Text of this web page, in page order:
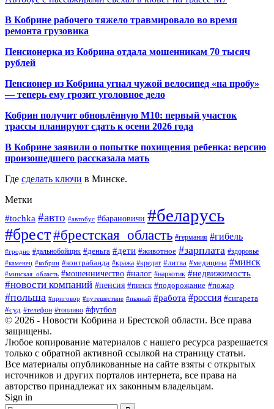
В Кобрине рабочего тяжело травмировало во время
ремонта грузовика
Пенсионерка из Кобрина отдала мошенникам 70 тысяч
рублей
Пенсионер из Кобрина угнал чужой велосипед «на пробу»
— теперь ему грозит уголовное дело
Кобрин получит обновлённую М10: первый участок
трассы планируют сдать к осени 2026 года
В Кобрине заявили о попытке похищения ребенка: версию
произошедшего рассказала мать
Где сделать ключи в Минске.
Метки
#tochka #авто #автобус #барановичи #беларусь
#брест#брестская_область #германия #гибель
#гродно #дальнобойщик #деньга #дети #животное #зарплата #здоровье
#каменец #кобрин #контрабанда #кража #кредит #литва #медицина #минск
#минская_область #мошенничество #налог #наркотик #недвижимость
#новости компаний #пенсия #пинск #подорожание #пожар
#польша #приговор #путешествие #пьяный #работа #россия #сигарета
#суд #телефон #топливо #футбол
© 2026 - Новости Кобрина и Брестской области. Все права
защищены.
Любое копирование материалов с нашего ресурса разрешается
только с обратной активной ссылкой на страницу статьи.
Все материалы опубликованные на сайте взяты с открытых
источников и других порталов интернета, все права на
авторство принадлежат их законным владельцам.
Sign in